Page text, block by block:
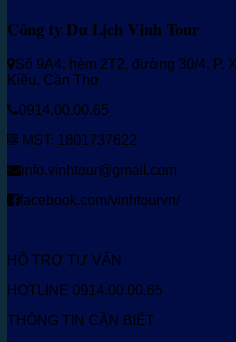
Công ty Du Lịch Vinh Tour
Số 9A4, hẻm 2T2, đường 30/4, P.
Kiều, Cần Thơ
0914.00.00.65
MST: 1801737622
info.vinhtour@gmail.com
facebook.com/vinhtourvn/
HỖ TRỢ TƯ VẤN
HOTLINE 0914.00.00.65
THÔNG TIN CẦN BIẾT